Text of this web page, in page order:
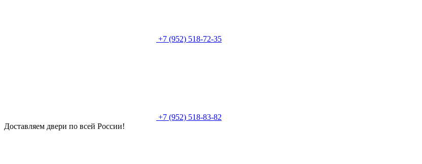
+7 (952) 518-72-35
+7 (952) 518-83-82
Доставляем двери по всей России!